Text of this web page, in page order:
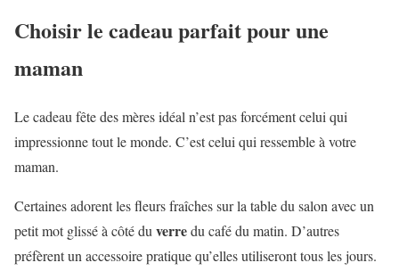
Choisir le cadeau parfait pour une
maman
Le cadeau fête des mères idéal n’est pas forcément celui qui
impressionne tout le monde. C’est celui qui ressemble à votre
maman.
Certaines adorent les fleurs fraîches sur la table du salon avec un
petit mot glissé à côté du verredu café du matin. D’autres
préfèrent un accessoire pratique qu’elles utiliseront tous les jours.